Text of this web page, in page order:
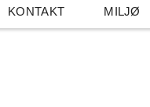
KONTAKT MILJØ